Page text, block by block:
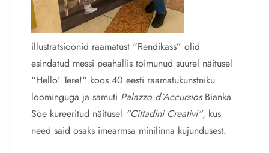
illustratsioonid raamatust “Rendikass” olid
esindatud messi peahallis toimunud suurel näitusel
“Hello! Tere!“ koos 40 eesti raamatukunstniku
loominguga ja samuti Palazzo d`AccursiosBianka
Soe kureeritud näitusel “Cittadini Creativi“, kus
need said osaks imearmsa minilinna kujundusest.